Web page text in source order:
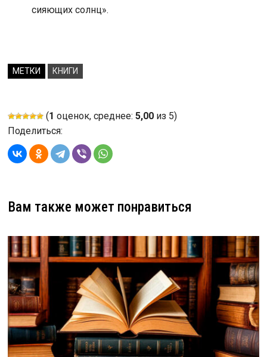
сияющих солнц».
МЕТКИ КНИГИ
(1 оценок, среднее: 5,00из 5)
Поделиться:
Вам также может понравиться